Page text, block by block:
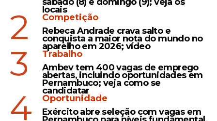
Leia Também
Entrega
Prefeitura de Igarassu
entrega reforma de mais
uma creche no município
locais
2
Competição
Rebeca Andrade crava salto e
conquista a maior nota do mundo no
aparelho em 2026; vídeo
3
Trabalho
Ambev tem 400 vagas de emprego
abertas, incluindo oportunidades em
Pernambuco; veja como se
candidatar
4
Oportunidade
Exército abre seleção com vagas em